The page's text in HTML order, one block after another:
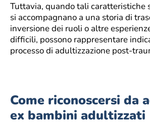
Tuttavia, quando tali caratteristiche
si accompagnano a una storia di
inversione dei ruoli o altre
difficili, possono rappresentare
processo di adultizzazione post-
Come riconoscersi da
ex bambini adultizzati